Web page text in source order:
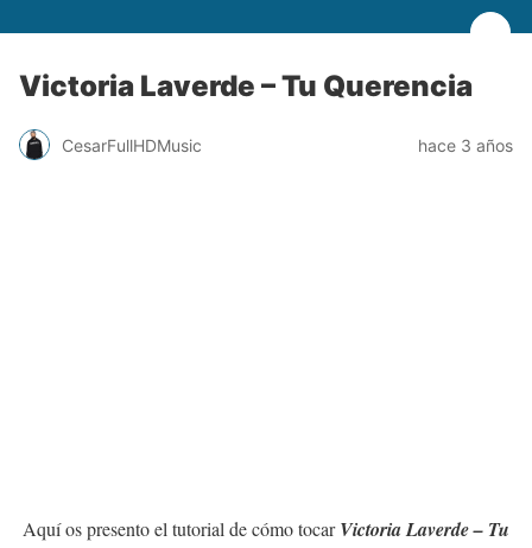
Victoria Laverde – Tu Querencia
CesarFullHDMusic hace 3 años
Aquí os presento el tutorial de cómo tocarVictoria Laverde – Tu